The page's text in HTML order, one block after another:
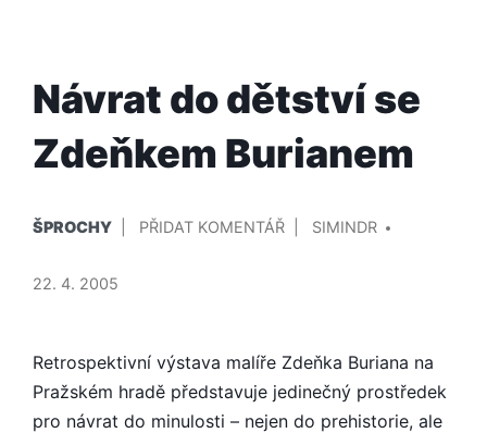
Návrat do dětství se
Zdeňkem Burianem
V
ŠPROCHY PŘIDAT KOMENTÁŘNA
ZDEŇKEM
BURIANEM
SIMINDR
22. 4. 2005
Retrospektivní výstava malíře Zdeňka Buriana na
Pražském hradě představuje jedinečný prostředek
pro návrat do minulosti – nejen do prehistorie, ale